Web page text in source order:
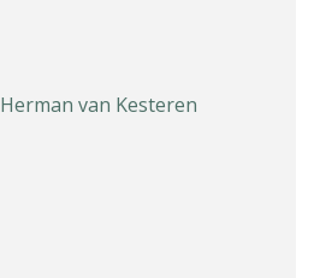
Herman van Kesteren